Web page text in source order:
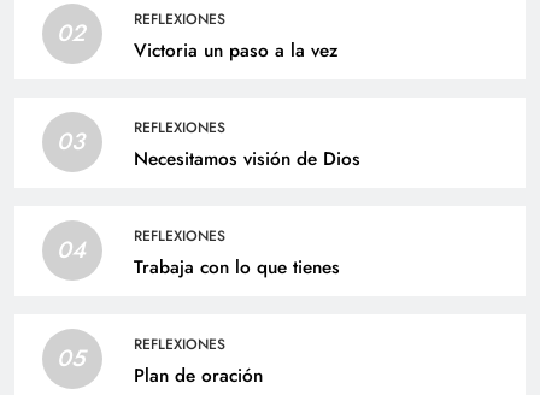
02 REFLEXIONES
Victoria un paso a la vez
03 REFLEXIONES
Necesitamos visión de Dios
04 REFLEXIONES
Trabaja con lo que tienes
05 REFLEXIONES
Plan de oración